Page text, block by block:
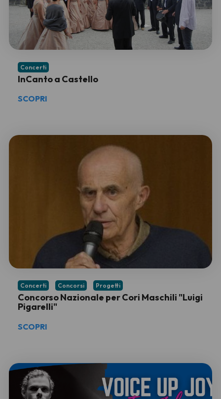
InCanto a Castello
Concerti
SCOPRI
Concorso Nazionale per Cori Maschili "Luigi
Pigarelli"
Concerti Concorsi Progetti
SCOPRI